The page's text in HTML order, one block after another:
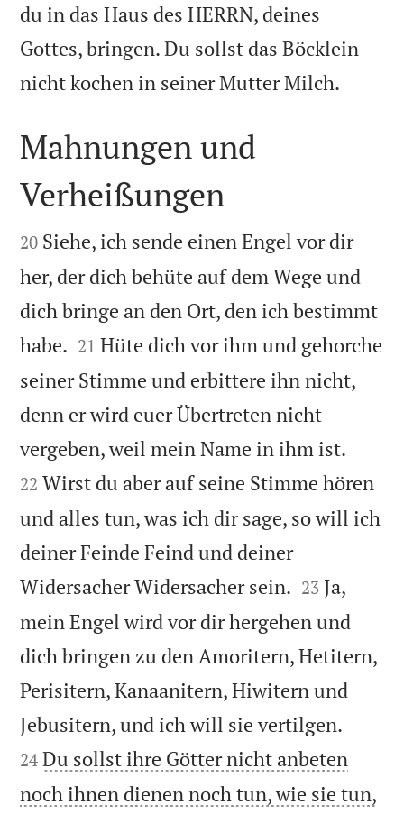
du in das Haus des HERRN, deines
Gottes, bringen. Du sollst das Böcklein
nicht kochen in seiner Mutter Milch.

Mahnungen und
Verheißungen

20 Siehe, ich sende einen Engel vor dir
her, der dich behüte auf dem Wege und
dich bringe an den Ort, den ich bestimmt
habe. 

21 Hüte dich vor ihm und gehorche
seiner Stimme und erbittere ihn nicht,
denn er wird euer Übertreten nicht
vergeben, weil mein Name in ihm ist.
22 Wirst du aber auf seine Stimme hören
und alles tun, was ich dir sage, so will ich
deiner Feinde Feind und deiner
Widersacher Widersacher sein. 

23 Ja,
mein Engel wird vor dir hergehen und
dich bringen zu den Amoritern, Hetitern,
Perisitern, Kanaanitern, Hiwitern und
Jebusitern, und ich will sie vertilgen.
24 Du sollst ihre Götter nicht anbeten
noch ihnen dienen noch tun, wie sie tun,